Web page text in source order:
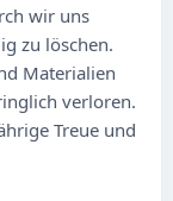
wir uns
zu löschen.
Materialien
verloren.
Treue und